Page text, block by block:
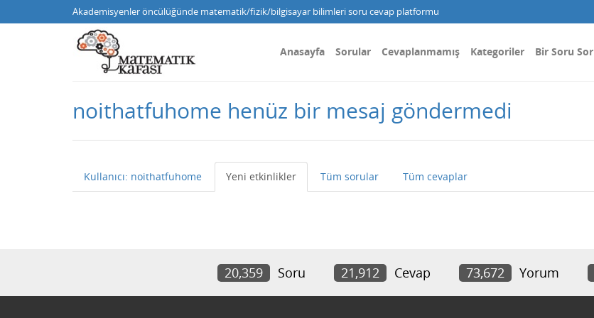
Akademisyenler öncülüğünde matematik/fizik/bilgisayar bilimleri soru cevap platformu
Anasayfa Sorular Cevaplanmamış Kategoriler Bir Soru Sor
noithatfuhome henüz bir mesaj göndermedi
Kullanıcı: noithatfuhome Yeni etkinlikler Tüm sorular Tüm cevaplar
20,359 Soru 21,912 Cevap 73,672 Yorum